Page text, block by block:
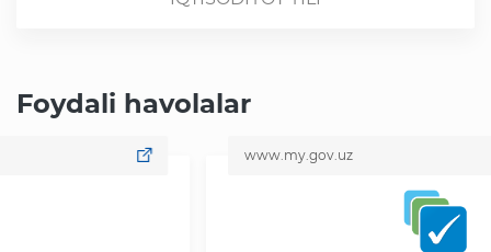
Foydali havolalar
www.my.gov.uz